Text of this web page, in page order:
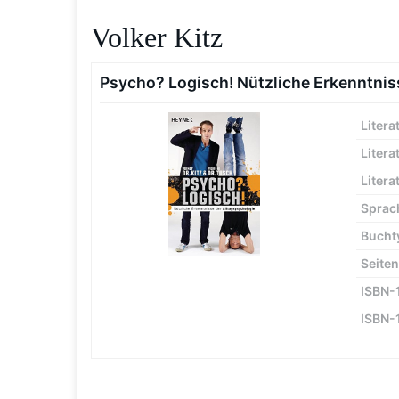
Volker Kitz
Psycho? Logisch! Nützliche
ISBN-
ISBN-